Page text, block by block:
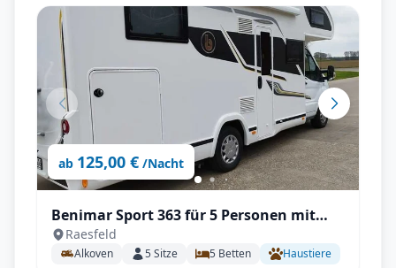
ab 125,00 € /Nacht
Benimar Sport 363 für 5 Personen mit
Einzelbetten, Solar, Autark, TV, All-
Inklusive
Raesfeld
Alkoven 5Sitze 5 Betten Haustiere